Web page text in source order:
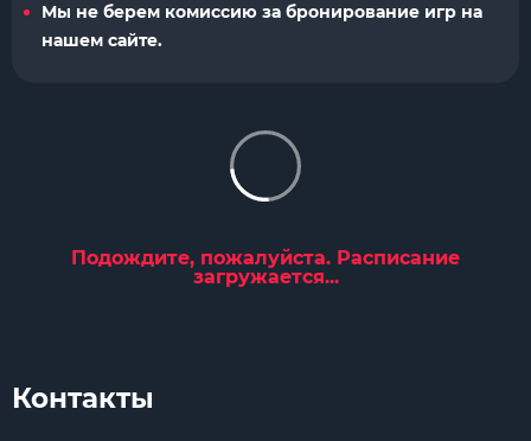
Мы не берем комиссию за бронирование игр на
нашем сайте.
Подождите, пожалуйста. Расписание
загружается...
Контакты